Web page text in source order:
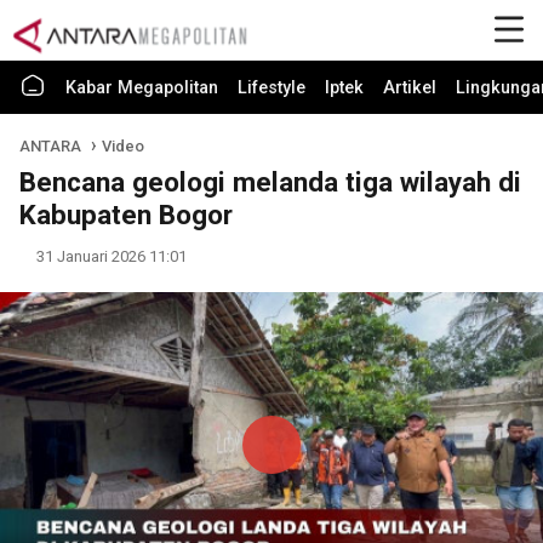
Kabar Megapolitan Lifestyle Iptek Artikel
ANTARA Video
Bencana geologi melanda tiga wilayah di
Kabupaten Bogor
31 Januari 2026 11:01
Play